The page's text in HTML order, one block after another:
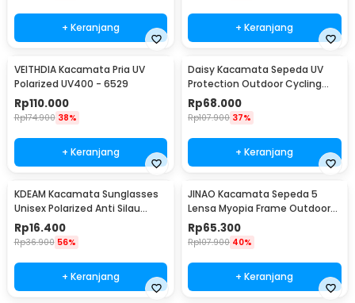
+ Keranjang + Keranjang
VEITHDIA Kacamata Pria UV
Polarized UV400 - 6529
Rp110.000
Rp174.900 38%
+ Keranjang
Daisy Kacamata Sepeda UV
Protection Outdoor Cycling
Sunglasses - X7
Rp68.000
Rp107.900 37%
+ Keranjang
KDEAM Kacamata Sunglasses
Unisex Polarized Anti Silau
Outdoor UV200 KD156 - KD156
Rp16.400
Rp36.900 56%
+ Keranjang
JINAO Kacamata Sepeda 5
Lensa Myopia Frame Outdoor
Cycling Sunglasses - 0089
Rp65.300
Rp107.900 40%
+ Keranjang